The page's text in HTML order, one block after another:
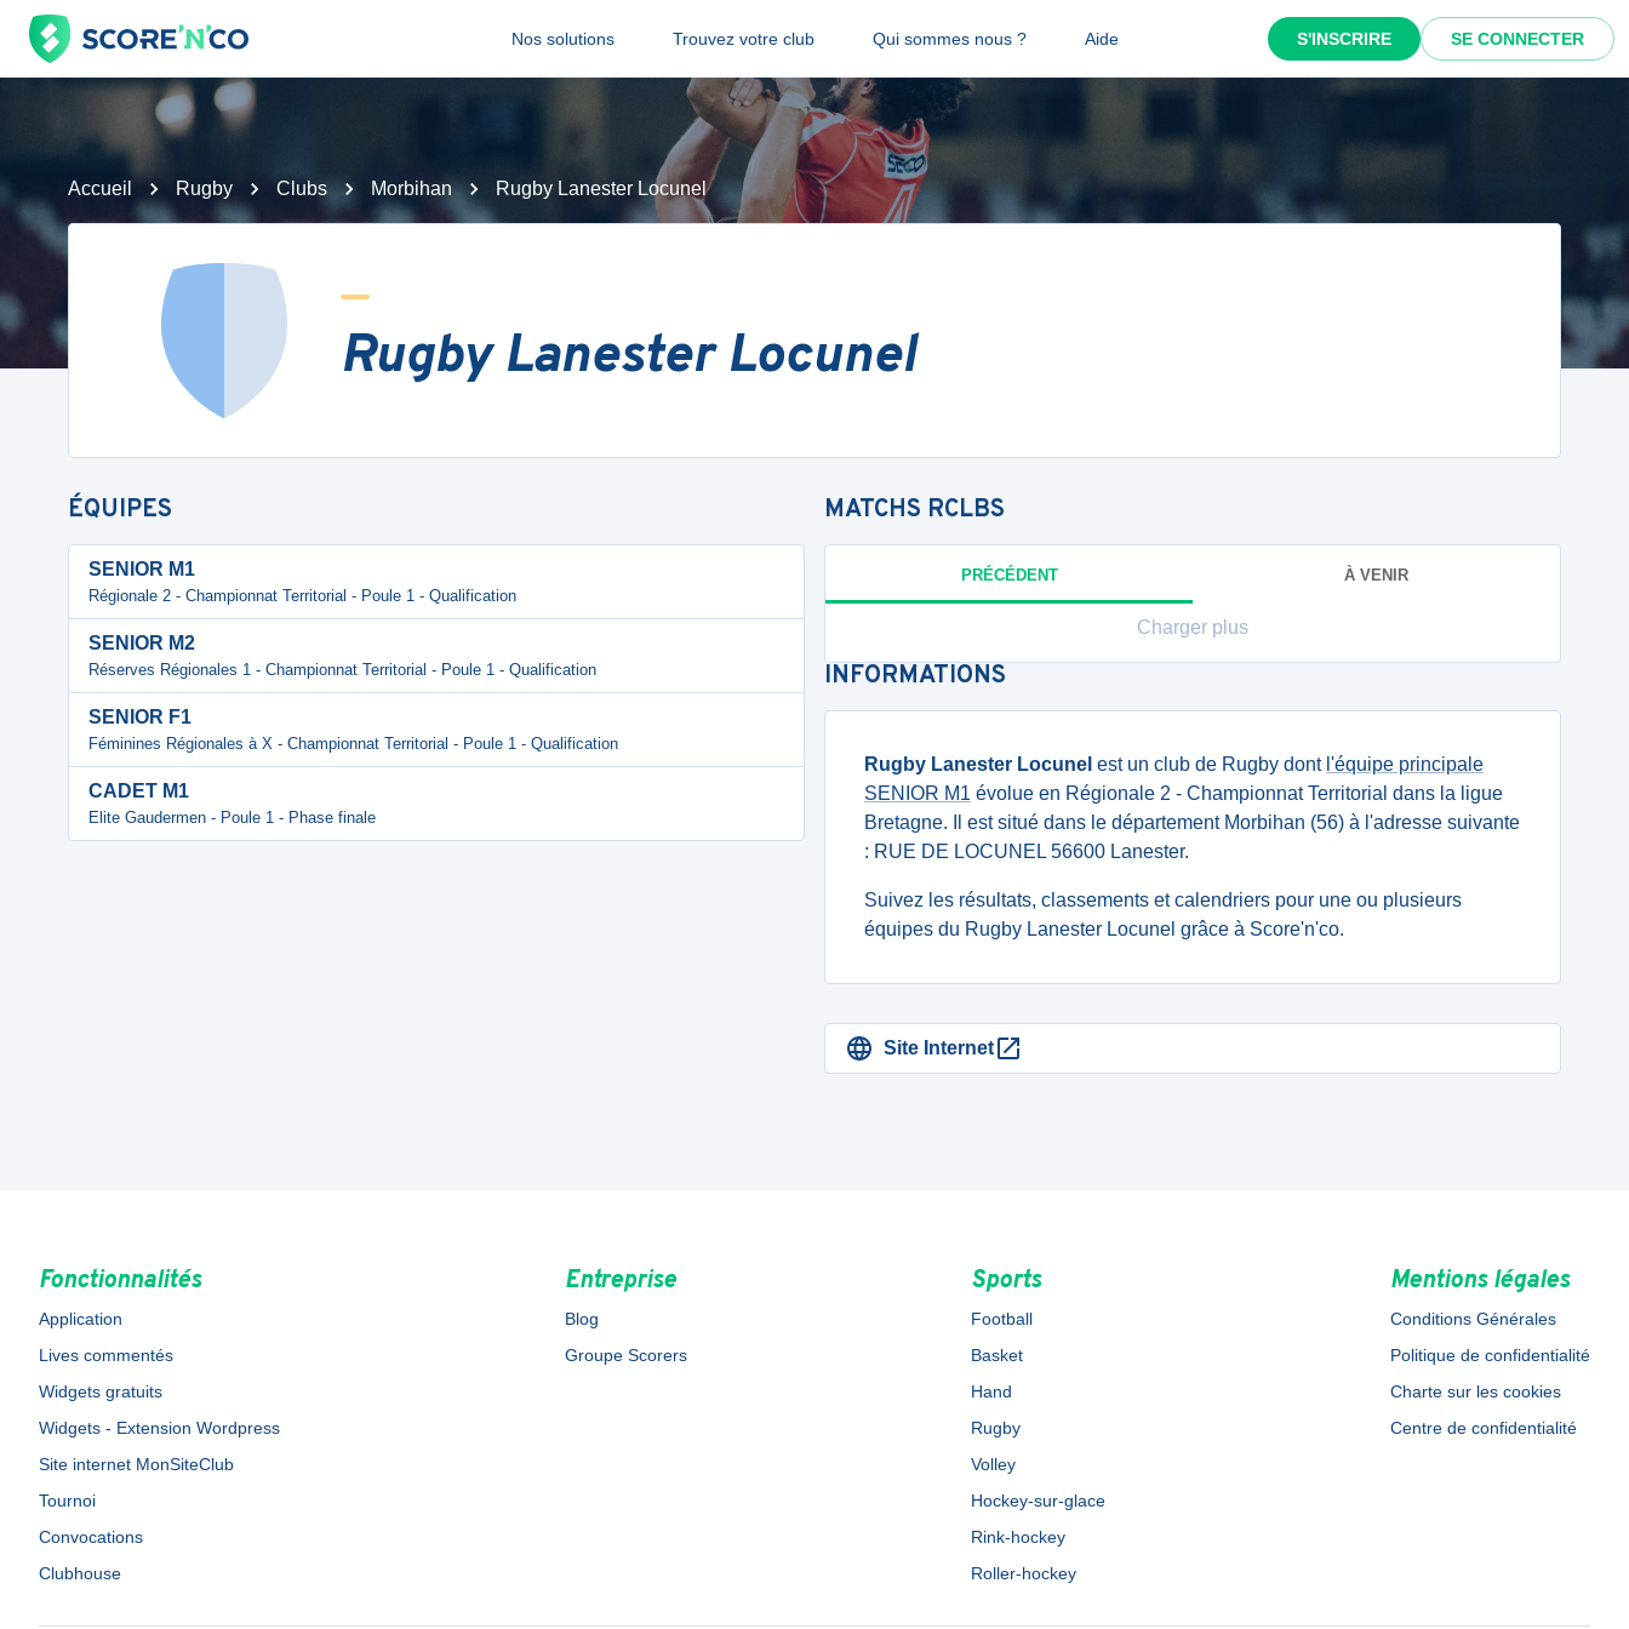
Nos solutions Trouvez votre club Qui sommes nous ? Aide S'INSCRIRE SE CONNECTER
Accueil Rugby Clubs Morbihan Rugby Lanester Locunel
Rugby Lanester Locunel
ÉQUIPES
SENIOR M1
Régionale 2 - Championnat Territorial - Poule 1 - Qualification
SENIOR M2
Réserves Régionales 1 - Championnat Territorial - Poule 1 - Qualification
SENIOR F1
Féminines Régionales à X - Championnat Territorial - Poule 1 - Qualification
CADET M1
Elite Gaudermen - Poule 1 - Phase finale
MATCHS RCLBS
PRÉCÉDENT À VENIR
Charger plus
INFORMATIONS
Rugby Lanester Locunel est un club de Rugby dont l'équipe principale
SENIOR M1 évolue en Régionale 2 - Championnat Territorial dans la ligue
Bretagne. Il est situé dans le département Morbihan (56) à l'adresse suivante
: RUE DE LOCUNEL 56600 Lanester.
Suivez les résultats, classements et calendriers pour une ou plusieurs
équipes du Rugby Lanester Locunel grâce à Score'n'co.
Site Internet
Fonctionnalités
Application
Lives commentés
Widgets gratuits
Widgets - Extension Wordpress
Site internet MonSiteClub
Tournoi
Convocations
Clubhouse
Entreprise
Blog
Groupe Scorers
Sports
Football
Basket
Hand
Rugby
Volley
Hockey-sur-glace
Rink-hockey
Roller-hockey
Mentions légales
Conditions Générales
Politique de confidentialité
Charte sur les cookies
Centre de confidentialité